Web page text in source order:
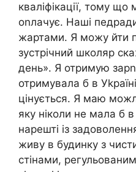
кваліфікації, тому
оnлачує. Наші
жартами. Я можу йти
зустрічний школяр
день». Я отримую
отримувала б в
цінується. Я маю
яку ніколи не мала б
нарешті із
живу в будинку з
стінами,